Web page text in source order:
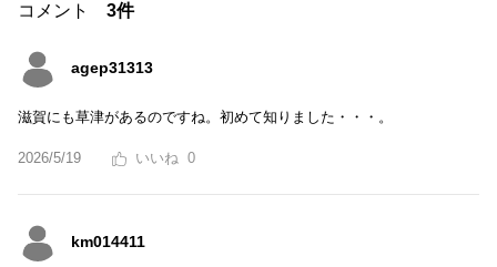
コメント 3件
agep31313
滋賀にも草津があるのですね。初めて知りました・・・。
2026/5/19 0
km014411